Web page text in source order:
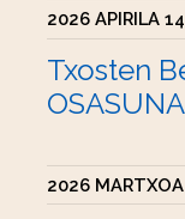
2026 APIRILA 14
Txosten
2026